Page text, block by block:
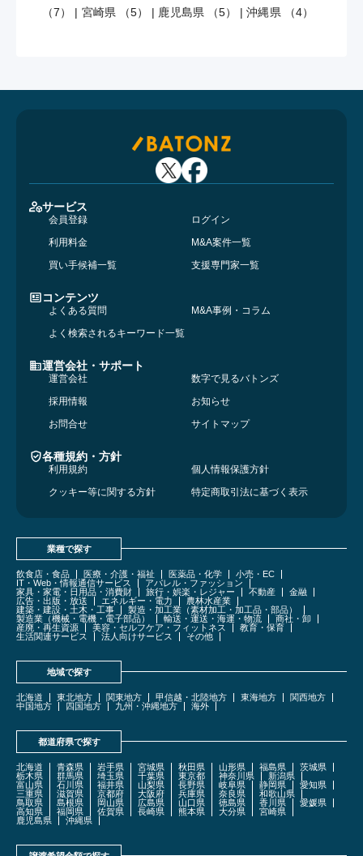
（7）
| 宮崎県 （5） | 鹿児島県 （5） |沖縄県 （4）
サービス
会員登録
ログイン
利用料金
M&A案件一覧
買い手候補一覧
支援専門家一覧
コンテンツ
よくある質問
M&A事例・コラム
よく検索されるキーワード一覧
運営会社・サポート
運営会社
数字で見るバトンズ
採用情報
お知らせ
お問合せ
サイトマップ
各種規約・方針
利用規約
個人情報保護方針
クッキー等に関する方針
特定商取引法に基づく表示
業種で探す
飲食店・食品 医療・介護・福祉 医薬品・化学
小売・EC
IT・Web・情報通信サービス
アパレル・ファッション
家具・家電・日用品・消費財
旅行・娯楽・レジャー 不動産
金融
広告・出版・放送
エネルギー・電力
農林水産業
建築・建設・土木・工事
製造・加工業（素材加工・加工品・部品）
製造業（機械・電機・電子部品）
輸送・運送・海運・物流
商社・卸
産廃・再生資源
美容・セルフケア・フィットネス
教育・保育
生活関連サービス
法人向けサービス その他
地域で探す
北海道 東北地方 関東地方 甲信越・北陸地方 東海地方
関西地方
中国地方
四国地方 九州・沖縄地方 海外
都道府県で探す
北海道 青森県 岩手県 宮城県 秋田県 山形県 福島県
茨城県
栃木県
群馬県 埼玉県 千葉県 東京都 神奈川県
新潟県
富山県
石川県 福井県 山梨県 長野県 岐阜県 静岡県
愛知県
三重県
滋賀県 京都府 大阪府 兵庫県 奈良県
和歌山県
鳥取県
島根県 岡山県 広島県 山口県 徳島県 香川県
愛媛県
高知県
福岡県 佐賀県 長崎県 熊本県 大分県
宮崎県
鹿児島県
沖縄県